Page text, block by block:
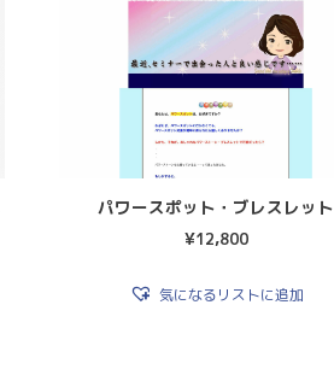
パワースポット・ブレスレット
¥12,800
気になるリストに追加